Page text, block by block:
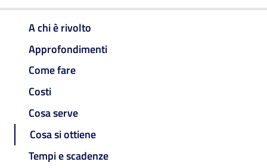
A chi è rivolto
Approfondimenti
Come fare
Costi
Cosa serve
Cosa si ottiene
Tempi e scadenze